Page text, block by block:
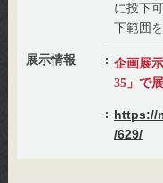
に投下
下範囲
展示情報
企画展
35」で
https://
/629/